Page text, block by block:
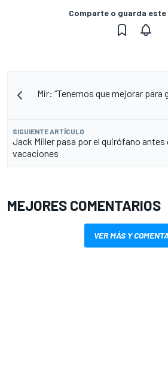
Comparte o guarda
Mir: “Tenemos que mejorar para
SIGUIENTE ARTÍCULO
Jack Miller pasa por el quirófano antes
vacaciones
MEJORES COMENTARIOS
VER MÁS Y